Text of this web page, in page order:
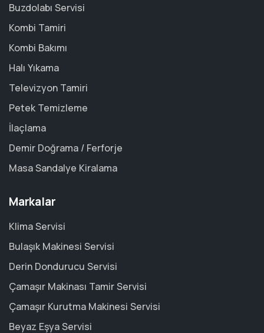
Buzdolabı Servisi
Kombi Tamiri
Kombi Bakımı
Halı Yıkama
Televizyon Tamiri
Petek Temizleme
İlaçlama
Demir Doğrama / Ferforje
Masa Sandalye Kiralama
Markalar
Klima Servisi
Bulaşık Makinesi Servisi
Derin Dondurucu Servisi
Çamaşır Makinası Tamir Servisi
Çamaşır Kurutma Makinesi Servisi
Beyaz Eşya Servisi